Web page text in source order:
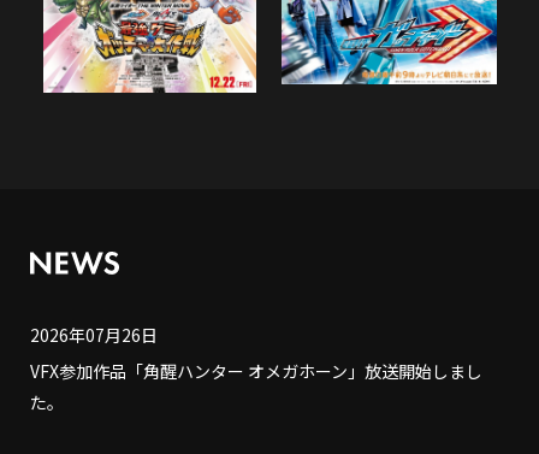
2026年07月26日
VFX参加作品「角醒ハンター オメガホーン」放送開始しまし
た。